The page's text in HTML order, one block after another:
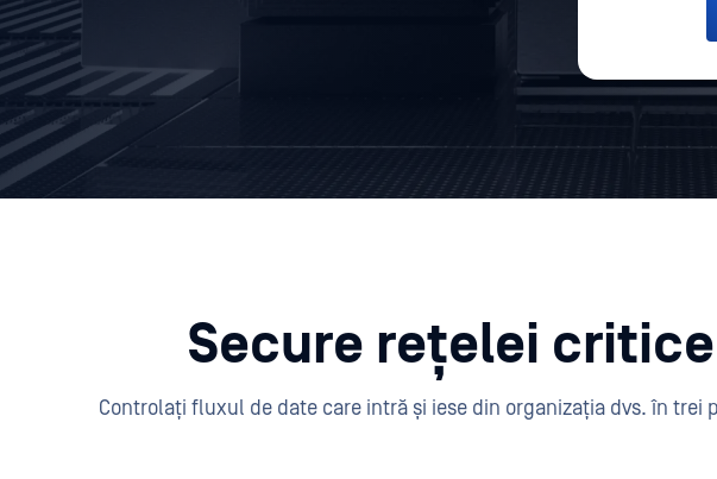
Secure rețelei critice
Controlați fluxul de date care intră și iese din organizația dvs. în trei